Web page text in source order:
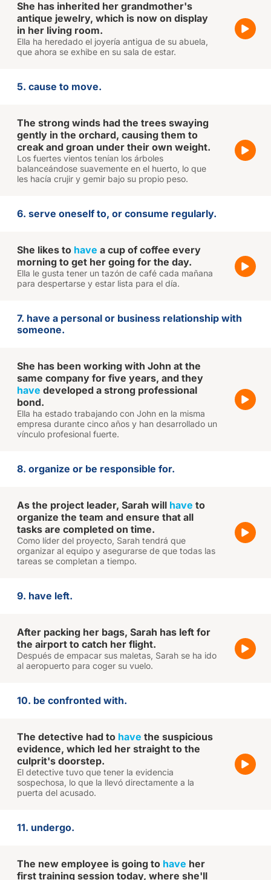
She has inherited her grandmother's
antique jewelry, which is now on display
in her living room.
Ella ha heredado el joyería antigua de su abuela,
que ahora se exhibe en su sala de estar.
5. cause to move.
The strong winds had the trees swaying
gently in the orchard, causing them to
creak and groan under their own weight.
Los fuertes vientos tenían los árboles
balanceándose suavemente en el huerto, lo que
les hacía crujir y gemir bajo su propio peso.
6. serve oneself to, or consume regularly.
She likes to have a cup of coffee every
morning to get her going for the day.
Ella le gusta tener un tazón de café cada mañana
para despertarse y estar lista para el día.
7. have a personal or business relationship with
someone.
She has been working with John at the
same company for five years, and they
have developed a strong professional
bond.
Ella ha estado trabajando con John en la misma
empresa durante cinco años y han desarrollado un
vínculo profesional fuerte.
8. organize or be responsible for.
As the project leader, Sarah will have to
organize the team and ensure that all
tasks are completed on time.
Como líder del proyecto, Sarah tendrá que
organizar al equipo y asegurarse de que todas las
tareas se completan a tiempo.
9. have left.
After packing her bags, Sarah has left for
the airport to catch her flight.
Después de empacar sus maletas, Sarah se ha ido
al aeropuerto para coger su vuelo.
10. be confronted with.
The detective had to have the suspicious
evidence, which led her straight to the
culprit's doorstep.
El detective tuvo que tener la evidencia
sospechosa, lo que la llevó directamente a la
puerta del acusado.
11. undergo.
The new employee is going to have her
first training session today, where she'll